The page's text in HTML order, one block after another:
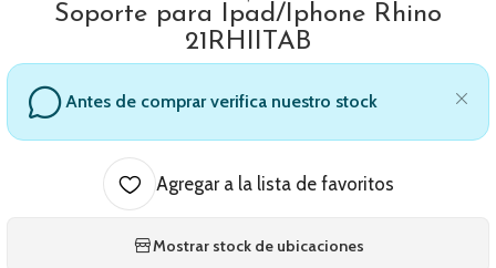
Soporte para Ipad/Iphone Rhino
21RHIITAB
Antes de comprar verifica nuestro stock
Agregar a la lista de favoritos
Mostrar stock de ubicaciones